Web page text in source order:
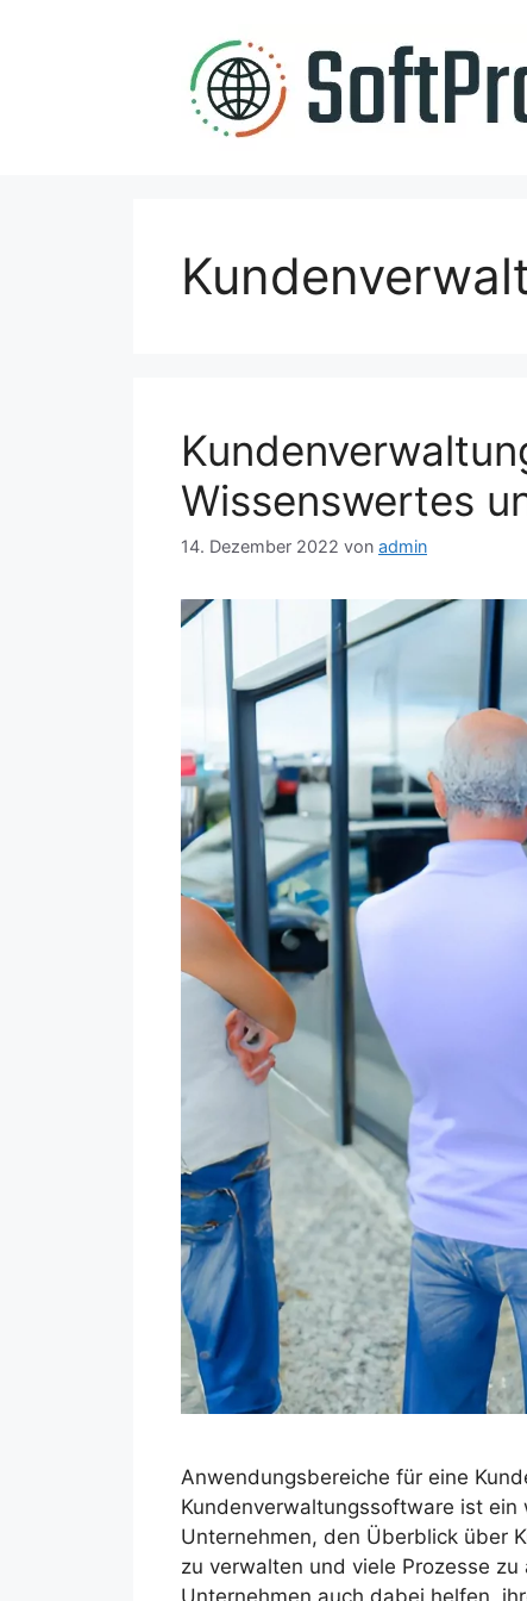
Wissenswertes
14. Dezember 2022 von admin
Anwendungsbereiche für eine
Kundenverwaltungssoftware ist
Unternehmen, den Überblick über
zu verwalten und viele Prozesse